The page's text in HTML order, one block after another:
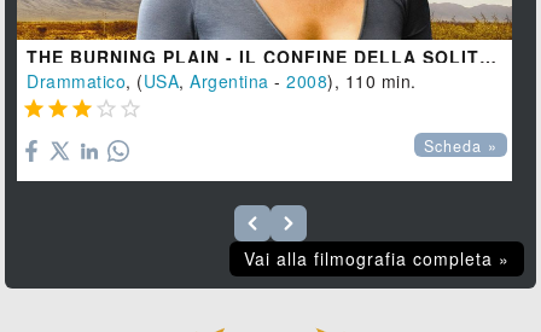
THE BURNING PLAIN - IL CONFINE DELLA SOLITUDINE
Drammatico, (USA,Argentina -2008), 110 min.
    
Scheda »
Vai alla filmografia completa »